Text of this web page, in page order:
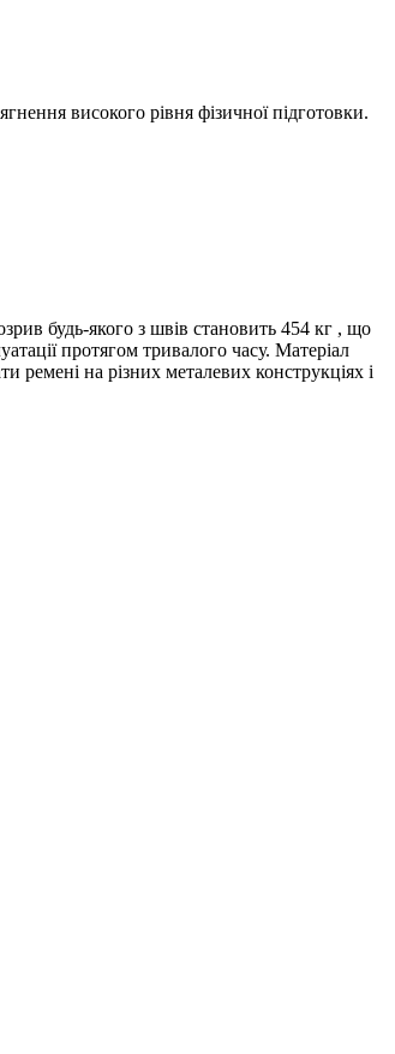
високого рівня фізичної підготовки.
будь-якого з швів становить 454 кг , що
протягом тривалого часу. Матеріал
ремені на різних металевих конструкціях і